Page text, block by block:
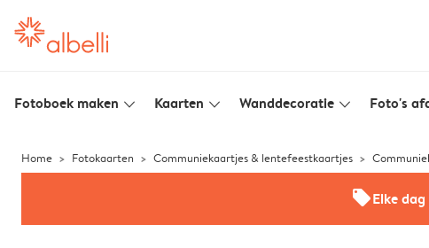
Fotoboek maken slim_arrow_down Kaarten slim_arrow_down Wanddecoratie slim_arrow_down Foto's
Home Fotokaarten Communiekaartjes & lentefeestkaartjes
offersElke